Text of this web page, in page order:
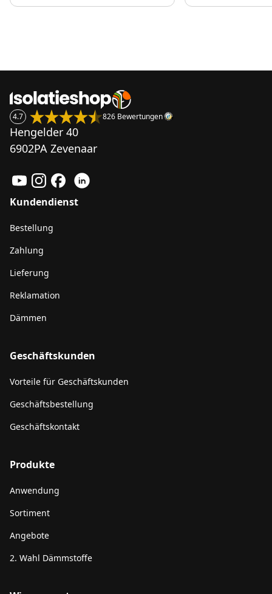
4.7 826 Bewertungen
Hengelder 40
6902PA Zevenaar
Kundendienst
Bestellung
Zahlung
Lieferung
Reklamation
Dämmen
Geschäftskunden
Vorteile für Geschäftskunden
Geschäftsbestellung
Geschäftskontakt
Produkte
Anwendung
Sortiment
Angebote
2. Wahl Dämmstoffe